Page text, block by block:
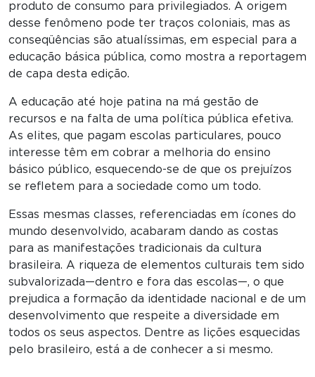
produto de consumo para privilegiados. A origem
desse fenômeno pode ter traços coloniais, mas as
conseqüências são atualíssimas, em especial para a
educação básica pública, como mostra a reportagem
de capa desta edição.
A educação até hoje patina na má gestão de
recursos e na falta de uma política pública efetiva.
As elites, que pagam escolas particulares, pouco
interesse têm em cobrar a melhoria do ensino
básico público, esquecendo-se de que os prejuízos
se refletem para a sociedade como um todo.
Essas mesmas classes, referenciadas em ícones do
mundo desenvolvido, acabaram dando as costas
para as manifestações tradicionais da cultura
brasileira. A riqueza de elementos culturais tem sido
subvalorizada—dentro e fora das escolas—, o que
prejudica a formação da identidade nacional e de um
desenvolvimento que respeite a diversidade em
todos os seus aspectos. Dentre as lições esquecidas
pelo brasileiro, está a de conhecer a si mesmo.